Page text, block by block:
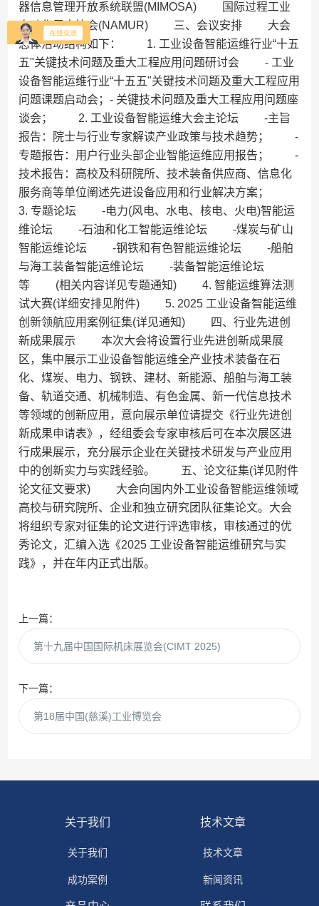
器信息管理开放系统联盟(MIMOSA) 国际过程工业
自动化用户协会(NAMUR) 三、会议安排 大会
总体活动结构如下： 1. 工业设备智能运维行业“十五
五"关键技术问题及重大工程应用问题研讨会 - 工业
设备智能运维行业“十五五"关键技术问题及重大工程应用
问题课题启动会；- 关键技术问题及重大工程应用问题座
谈会； 2. 工业设备智能运维大会主论坛 -主旨
报告：院士与行业专家解读产业政策与技术趋势； -
专题报告：用户行业头部企业智能运维应用报告； -
技术报告：高校及科研院所、技术装备供应商、信息化
服务商等单位阐述先进设备应用和行业解决方案；
3. 专题论坛 -电力(风电、水电、核电、火电)智能运
维论坛 -石油和化工智能运维论坛 -煤炭与矿山
智能运维论坛 -钢铁和有色智能运维论坛 -船舶
与海工装备智能运维论坛 -装备智能运维论坛
等 (相关内容详见专题通知) 4. 智能运维算法测
试大赛(详细安排见附件) 5. 2025 工业设备智能运维
创新领航应用案例征集(详见通知) 四、行业先进创
新成果展示 本次大会将设置行业先进创新成果展
区，集中展示工业设备智能运维全产业技术装备在石
化、煤炭、电力、钢铁、建材、新能源、船舶与海工装
备、轨道交通、机械制造、有色金属、新一代信息技术
等领域的创新应用，意向展示单位请提交《行业先进创
新成果申请表》，经组委会专家审核后可在本次展区进
行成果展示，充分展示企业在关键技术研发与产业应用
中的创新实力与实践经验。 五、论文征集(详见附件
论文征文要求) 大会向国内外工业设备智能运维领域
高校与研究院所、企业和独立研究团队征集论文。大会
将组织专家对征集的论文进行评选审核，审核通过的优
秀论文，汇编入选《2025 工业设备智能运维研究与实
践》，并在年内正式出版。
上一篇：
第十九届中国国际机床展览会(CIMT 2025)
下一篇：
第18届中国(慈溪)工业博览会
关于我们
关于我们
成功案例
技术文章
技术文章
新闻资讯